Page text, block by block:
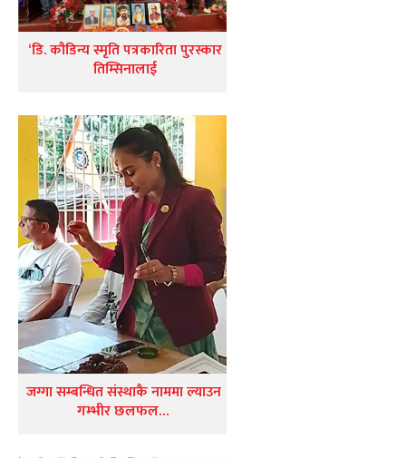
‘डि. कौडिन्य स्मृति पत्रकारिता पुरस्कार
तिम्सिनालाई
जग्गा सम्बन्धित संस्थाकै नाममा ल्याउन
गम्भीर छलफल…